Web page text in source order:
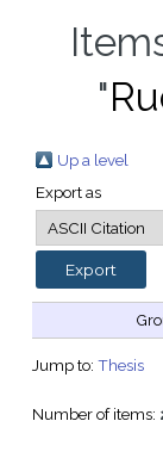
"
Up a level
Export as
Jump to: Thesis
Number of items: